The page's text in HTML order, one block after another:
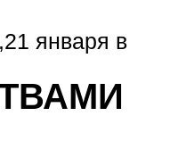
января в